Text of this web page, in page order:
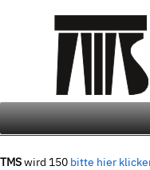
TMSwird 150 bitte hier